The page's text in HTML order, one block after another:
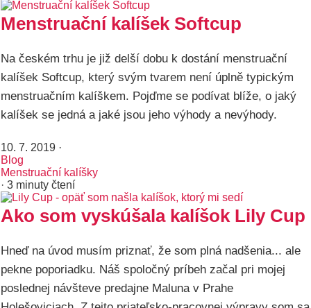
Menstruační kalíšek Softcup
Na českém trhu je již delší dobu k dostání menstruační
kalíšek Softcup, který svým tvarem není úplně typickým
menstruačním kalíškem. Pojďme se podívat blíže, o jaký
kalíšek se jedná a jaké jsou jeho výhody a nevýhody.
10. 7. 2019 ·
Blog
Menstruační kalíšky
· 3 minuty čtení
Ako som vyskúšala kalíšok Lily Cup
Hneď na úvod musím priznať, že som plná nadšenia... ale
pekne poporiadku. Náš spoločný príbeh začal pri mojej
poslednej návšteve predajne Maluna v Prahe